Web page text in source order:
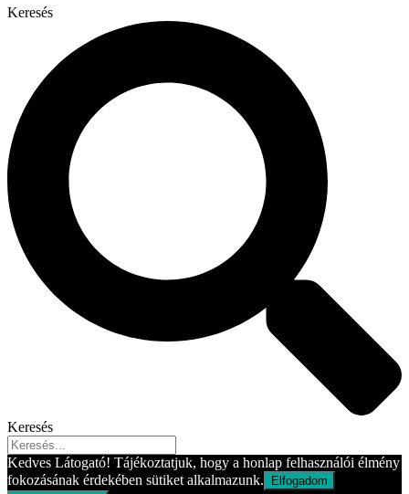
Keresés
Keresés
Kedves Látogató! Tájékoztatjuk, hogy a honlap felhasználói élmény
fokozásának érdekében sütiket alkalmazunk.
Elfogadom